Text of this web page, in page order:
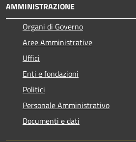
AMMINISTRAZIONE
Organi di Governo
Aree Amministrative
Uffici
Enti e fondazioni
Politici
Personale Amministrativo
Documenti e dati